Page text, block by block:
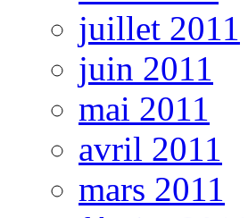
juillet 2011
juin 2011
mai 2011
avril 2011
mars 2011